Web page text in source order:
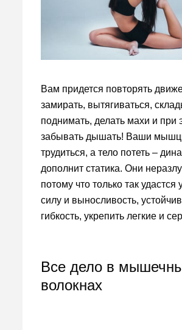
Вам придется повторять
замирать, вытягиваться,
поднимать, делать махи и при
забывать дышать! Ваши
трудиться, а тело потеть –
дополнит статика. Они
потому что только так удастся
силу и выносливость,
гибкость, укрепить легкие и
Все дело в
волокнах